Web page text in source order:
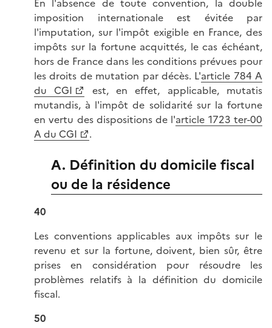
En l'absence de toute convention, la double
imposition internationale est évitée par
l'imputation, sur l'impôt exigible en France, des
impôts sur la fortune acquittés, le cas échéant,
hors de France dans les conditions prévues pour
les droits de mutation par décès. L'article 784 A
du CGI
est, en effet, applicable, mutatis
mutandis, à l'impôt de solidarité sur la fortune
en vertu des dispositions de l'article 1723 ter-00
A du CGI
.
A. Définition du domicile fiscal
ou de la résidence
40
Les conventions applicables aux impôts sur le
revenu et sur la fortune, doivent, bien sûr, être
prises en considération pour résoudre les
problèmes relatifs à la définition du domicile
fiscal.
50